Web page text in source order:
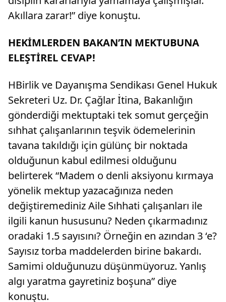
Akıllara zarar!” diye konuştu.
HEKİMLERDEN BAKAN’IN MEKTUBUNA
ELEŞTİREL CEVAP!
HBirlik ve Dayanışma Sendikası Genel Hukuk
Sekreteri Uz. Dr. Çağlar İtina, Bakanlığın
gönderdiği mektuptaki tek somut gerçeğin
sıhhat çalışanlarının teşvik ödemelerinin
tavana takıldığı için gülünç bir noktada
olduğunun kabul edilmesi olduğunu
belirterek “Madem o denli aksiyonu kırmaya
yönelik mektup yazacağınıza neden
değiştiremediniz Aile Sıhhati çalışanları ile
ilgili kanun hususunu? Neden çıkarmadınız
oradaki 1.5 sayısını? Örneğin en azından 3 ‘e?
Sayısız torba maddelerden birine bakardı.
Samimi olduğunuzu düşünmüyoruz. Yanlış
algı yaratma gayretiniz boşuna” diye
konuştu.